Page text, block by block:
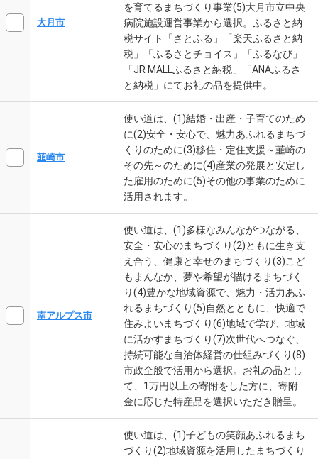
大月市
を育てるまちづくり事業(5)大月市立中央
病院施設運営事業から選択。ふるさと納
税サイト「さとふる」「楽天ふるさと納
税」「ふるさとチョイス」「ふるなび」
「JR MALLふるさと納税」「ANAふるさ
と納税」にてお礼の品を提供中。
韮崎市
使い道は、(1)結婚・出産・子育てのため
に(2)安全・安心で、魅力あふれるまちづ
くりのために(3)移住・定住支援～韮崎の
その先～のために(4)産業の発展と安定し
た雇用のために(5)その他の事業のために
活用されます。
南アルプス市
使い道は、(1)多様なみんながつながる、
安全・安心のまちづくり(2)ともに生き支
え合う、健康と幸せのまちづくり(3)こど
もまんなか、夢や希望が描けるまちづく
り(4)豊かな地域資源で、魅力・活力あふ
れるまちづくり(5)自然とともに、快適で
住みよいまちづくり(6)地域で学び、地域
に活かすまちづくり(7)次世代へつなぐ、
持続可能な自治体経営の仕組みづくり(8)
市政全般で活用から選択。お礼の品とし
て、1万円以上の寄附をした方に、寄附
金に応じた特産品を選択いただき贈呈。
使い道は、(1)子どもの笑顔あふれるまち
づくり(2)地域資源を活用したまちづくり